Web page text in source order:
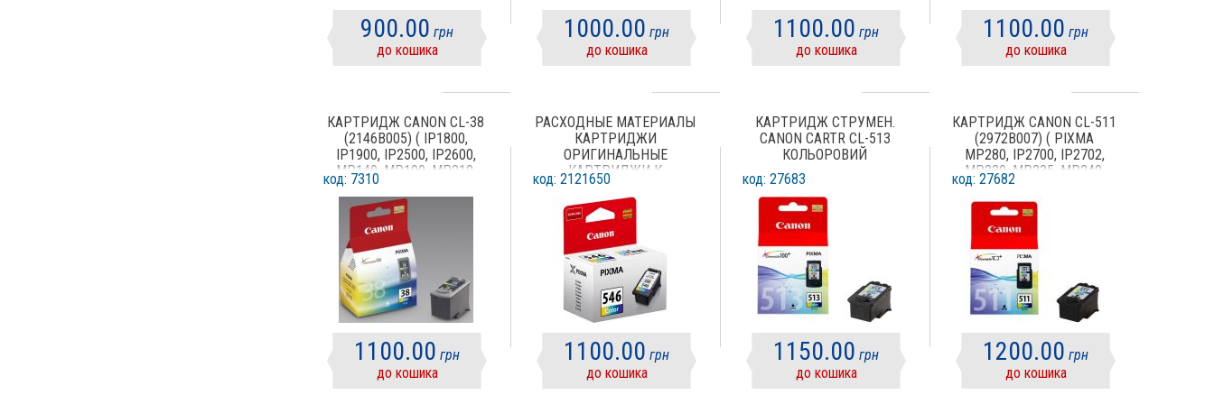
900.00 грн
до кошика
1000.00 грн
до кошика
1100.00 грн
до кошика
1100.00 грн
до кошика
КАРТРИДЖ CANON CL-38
(2146B005) ( IP1800,
IP1900, IP2500, IP2600,
MP140, MP190, MP210,
MP220, MP470, MX300,
MX310) COLOR
код: 7310
1100.00 грн
до кошика
РАСХОДНЫЕ МАТЕРИАЛЫ
КАРТРИДЖИ
ОРИГИНАЛЬНЫЕ
КАРТРИДЖИ К
СТРУЙНЫМ ПРИНТЕРАМ
КАРТРИДЖ CANON CL-546
COLOR (8289B001)
код: 2121650
1100.00 грн
до кошика
КАРТРИДЖ СТРУМЕН.
CANON CARTR CL-513
КОЛЬОРОВИЙ
код: 27683
1150.00 грн
до кошика
КАРТРИДЖ CANON CL-511
(2972B007) ( PIXMA
MP280, IP2700, IP2702,
MP230, MP235, MP240,
MP250, MP252, MP260,
MP270, MP272, MP280,
MP282, MP480, MP490,
MP492, MP495, MP499,
MX320, MX330, MX340,
MX350, MX360, MX410,
MX420) COLOR
код: 27682
1200.00 грн
до кошика